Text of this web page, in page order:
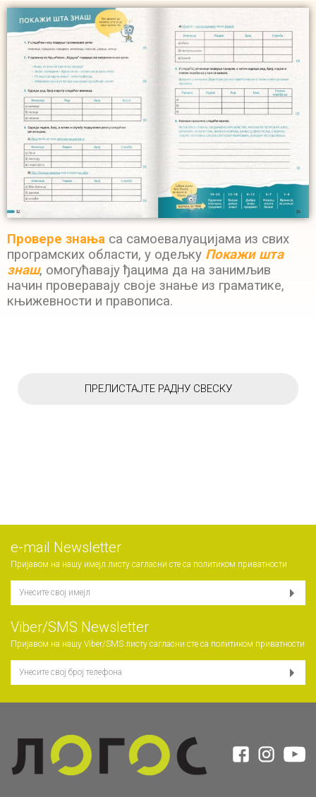
Провере знања са самоевалуацијама из свих
програмских области, у одељку Покажи шта
знаш, омогућавају ђацима да на занимљив
начин проверавају своје знање из граматике,
књижевности и правописа.
ПРЕЛИСТАЈТЕ РАДНУ СВЕСКУ
е-mail Newsletter
Пријавом на нашу имејл листу сагласни сте са политиком приватности
Viber/SMS Newsletter
Пријавом на нашу Viber/SMS листу сагласни сте са политиком приватности